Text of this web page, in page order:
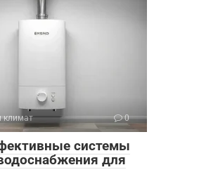
климат 0
системы
для